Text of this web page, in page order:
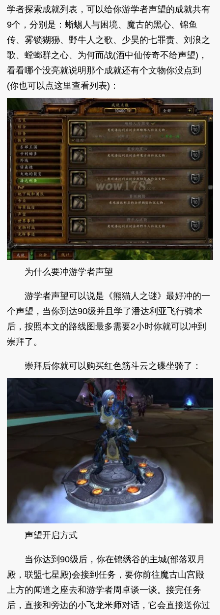
学者探索成就列表，可以给你游学者声望的成就共有
9个，分别是：蜥蜴人与困境、魔古的黑心、锦鱼
传、雾锁猢狲、野牛人之歌、少昊的七罪责、刘浪之
歌、螳螂群之心、为何而战(酒中仙传奇不给声望)，
看看哪个没亮就说明那个成就还有个文物你没点到
(你也可以点这里查看列表)：
为什么要冲游学者声望
游学者声望可以说是《熊猫人之谜》最好冲的一
个声望，当你到达90级并且学了潘达利亚飞行骑术
后，按照本文的路线图最多需要2小时你就可以冲到
崇拜了。
崇拜后你就可以购买红色筋斗云之碟坐骑了：
声望开启方式
当你达到90级后，你在锦绣谷的主城(部落双月
殿，联盟七星殿)会接到任务，要你前往魔古山宫殿
上方的闻道之座去和游学者周卓谈一谈。接完任务
后，直接和旁边的小飞龙米师对话，它会直接送你过